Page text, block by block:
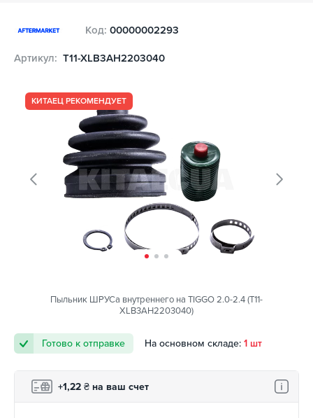
Код: 00000002293
Артикул: T11-XLB3AH2203040
КИТАЕЦ РЕКОМЕНДУЕТ
Пыльник ШРУСа внутреннего на TIGGO 2.0-2.4 (T11-
XLB3AH2203040)
Готово к отправке На основном складе: 1 шт
+1,22 ₴ на ваш счет